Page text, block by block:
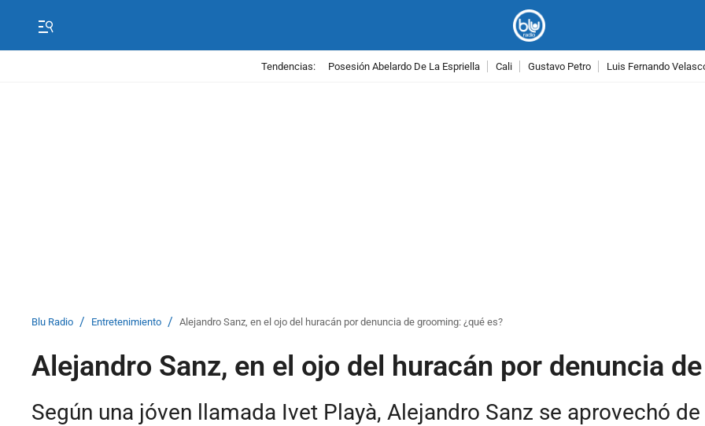
Tendencias: Posesión Abelardo De La Espriella Cali Gustavo Petro Luis Fernando
Blu Radio / Entretenimiento / Alejandro Sanz, en el ojo del huracán por denuncia de grooming: ¿qué es?
Alejandro Sanz, en el ojo del huracán por denuncia
Según una jóven llamada Ivet Playà, Alejandro Sanz se aprovechó